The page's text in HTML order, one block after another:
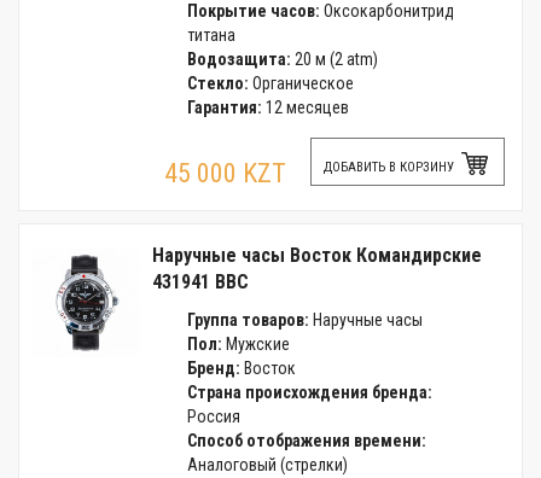
Покрытие часов: Оксокарбонитрид
титана
Водозащита: 20 м (2 atm)
Стекло: Органическое
Гарантия: 12 месяцев
45 000 KZT ДОБАВИТЬ В КОРЗИНУ
Наручные часы Восток Командирские
431941 ВВС
Группа товаров: Наручные часы
Пол: Мужские
Бренд: Восток
Страна происхождения бренда:
Россия
Способ отображения времени:
Аналоговый (стрелки)